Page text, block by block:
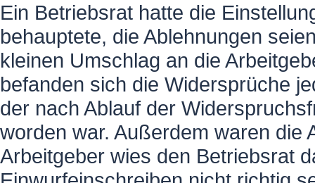
Ein Betriebsrat hatte die
behauptete, die Ablehnungen
kleinen Umschlag an die
befanden sich die Widersprüche
der nach Ablauf der
worden war. Außerdem waren die
Arbeitgeber wies den Betriebsrat